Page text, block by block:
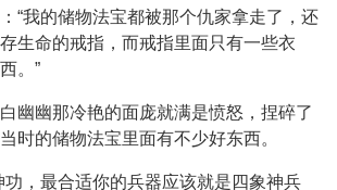
“我的储物法宝都被那个仇家拿走了，还
生命的戒指，而戒指里面只有一些衣
。”
幽幽那冷艳的面庞就满是愤怒，捏碎了
时的储物法宝里面有不少好东西。
功，最合适你的兵器应该就是四象神兵